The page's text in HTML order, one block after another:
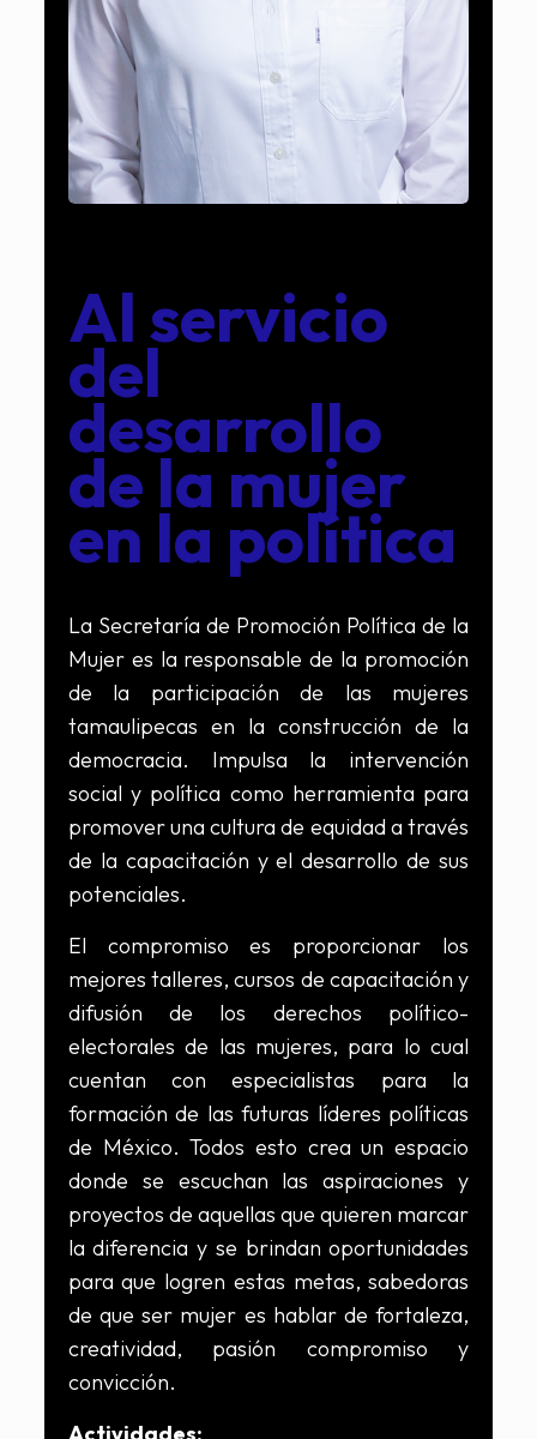
Al servicio
del
desarrollo
de la mujer
en la política
La Secretaría de Promoción Política de la
Mujer es la responsable de la promoción
de la participación de las mujeres
tamaulipecas en la construcción de la
democracia. Impulsa la intervención
social y política como herramienta para
promover una cultura de equidad a través
de la capacitación y el desarrollo de sus
potenciales.
El compromiso es proporcionar los
mejores talleres, cursos de capacitación y
difusión de los derechos político-
electorales de las mujeres, para lo cual
cuentan con especialistas para la
formación de las futuras líderes políticas
de México. Todos esto crea un espacio
donde se escuchan las aspiraciones y
proyectos de aquellas que quieren marcar
la diferencia y se brindan oportunidades
para que logren estas metas, sabedoras
de que ser mujer es hablar de fortaleza,
creatividad, pasión compromiso y
convicción.